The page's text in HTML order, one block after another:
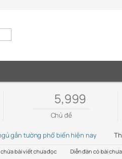
5,999
Chủ đề
gắn tường phổ biến hiện nay
bài viết chưa đọc Diễn đàn có bài